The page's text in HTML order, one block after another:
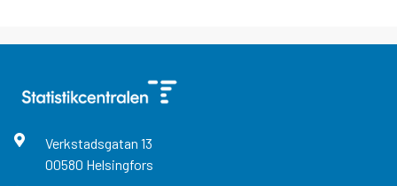
Verkstadsgatan 13
00580 Helsingfors